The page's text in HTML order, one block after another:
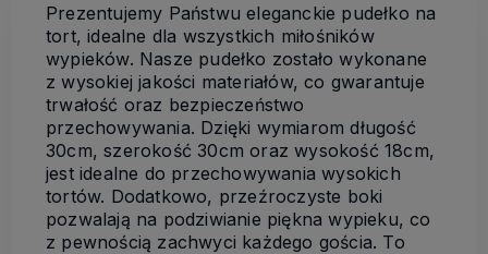
Prezentujemy Państwu eleganckie pudełko na
tort, idealne dla wszystkich miłośników
wypieków. Nasze pudełko zostało wykonane
z wysokiej jakości materiałów, co gwarantuje
trwałość oraz bezpieczeństwo
przechowywania. Dzięki wymiarom długość
30cm, szerokość 30cm oraz wysokość 18cm,
jest idealne do przechowywania wysokich
tortów. Dodatkowo, przeźroczyste boki
pozwalają na podziwianie piękna wypieku, co
z pewnością zachwyci każdego gościa. To